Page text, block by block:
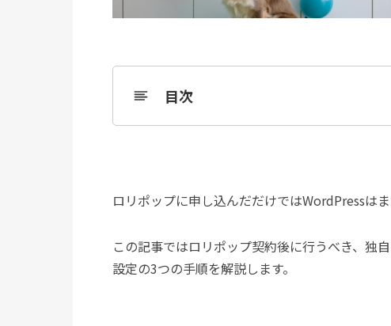
目次
ロリポップに申し込んだだけではWordPressは
この記事ではロリポップ契約後に行うべき、独
設定の3つの手順を解説します。